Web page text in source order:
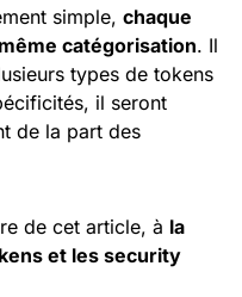
simple, chaque
catégorisation. Il
types de tokens
il seront
de la part des
de cet article, à la
et les security